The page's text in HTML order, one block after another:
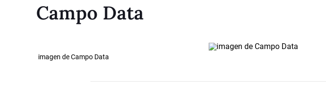
Campo Data
imagen de Campo Data